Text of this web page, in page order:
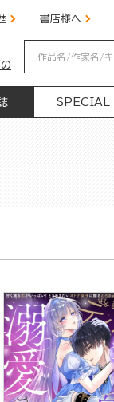
書店様へ
SPECIAL